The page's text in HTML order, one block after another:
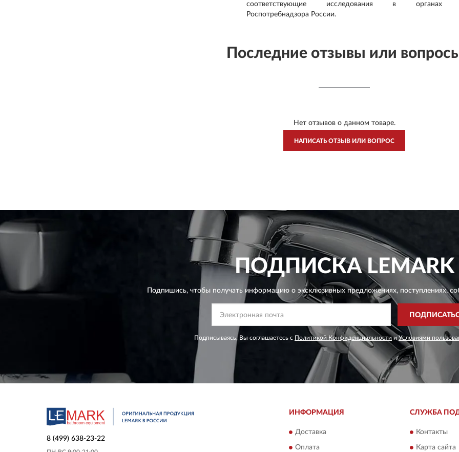
соответствующие исследования в органах
Роспотребнадзора России.
Последние отзывы или
Нет отзывов о данном товаре.
НАПИСАТЬ ОТЗЫВ ИЛИ ВОПРОС
ПОДПИСКАLEMARK
Подпишись, чтобы получать информацию о эксклюзивных предложениях,поступлениях,
Подписываясь, Вы соглашаетесь с Политикой Конфиденциальности иУсловиями
8 (499) 638-23-22
ИНФОРМАЦИЯ
Доставка
Оплата
СЛУЖБА
Контакты
Карта сайта